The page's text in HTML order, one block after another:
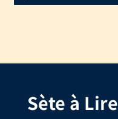
Sète à Lire